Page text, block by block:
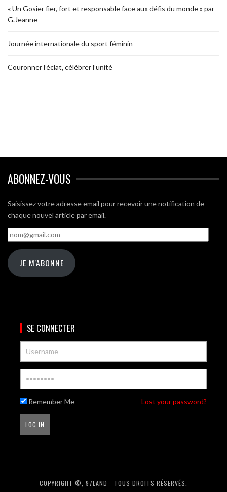
« Un Gosier fier, fort et responsable face aux défis du monde » par
G.Jeanne
Journée internationale du sport féminin
Couronner l’éclat, célébrer l’unité
ABONNEZ-VOUS
Saisissez votre adresse email pour recevoir une notification de
chaque nouvel article par email.
nom@gmail.com
JE M'ABONNE
SE CONNECTER
Remember Me Lost your password?
COPYRIGHT ©, 97LAND - TOUS DROITS RÉSERVÉS.